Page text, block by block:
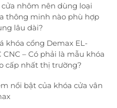
cửa nhôm nên dùng loại
thông minh nào phù hợp
lâu dài?
khóa cổng Demax EL-
CNC – Có phải là mẫu khóa
cấp nhất thị trường?
nổi bật của khóa cửa vân